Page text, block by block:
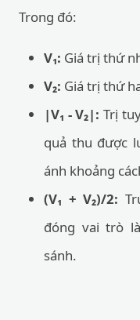
Trong đó:
V₁: Giá trị thứ
V₂: Giá trị thứ
|V₁ - V₂|: Trị
quả thu được
ánh khoảng
(V₁ + V₂)/2:
đóng vai trò
sánh.